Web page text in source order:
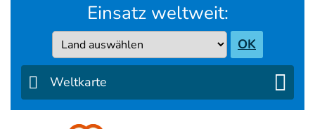
Einsatz weltweit:
Country OK
Weltkarte